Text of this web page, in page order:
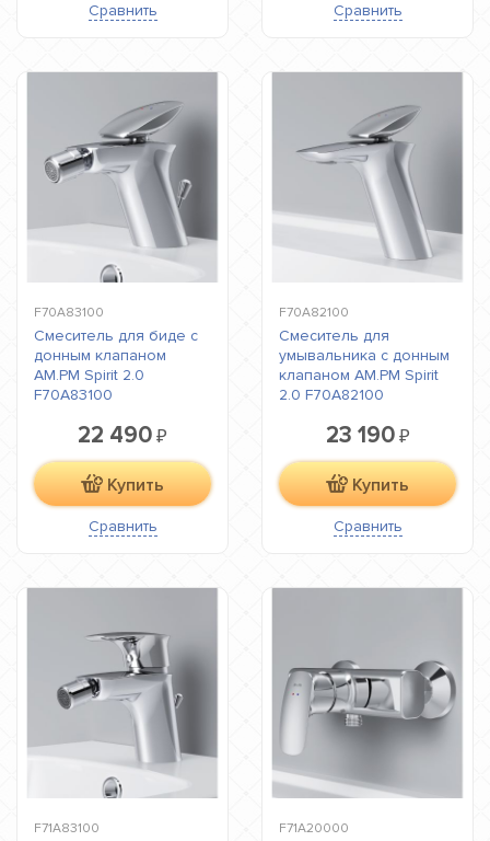
Сравнить Сравнить
F70A83100
Смеситель для биде с
донным клапаном
AM.PM Spirit 2.0
F70A83100
22 490 ₽
Купить
Сравнить
F70A82100
Смеситель для
умывальника с донным
клапаном AM.PM Spirit
2.0 F70A82100
23 190₽
Купить
Сравнить
F71A83100 F71A20000